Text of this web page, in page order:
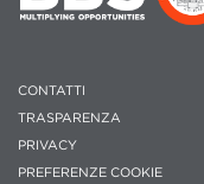
CONTATTI
TRASPARENZA
PRIVACY
PREFERENZE COOKIE